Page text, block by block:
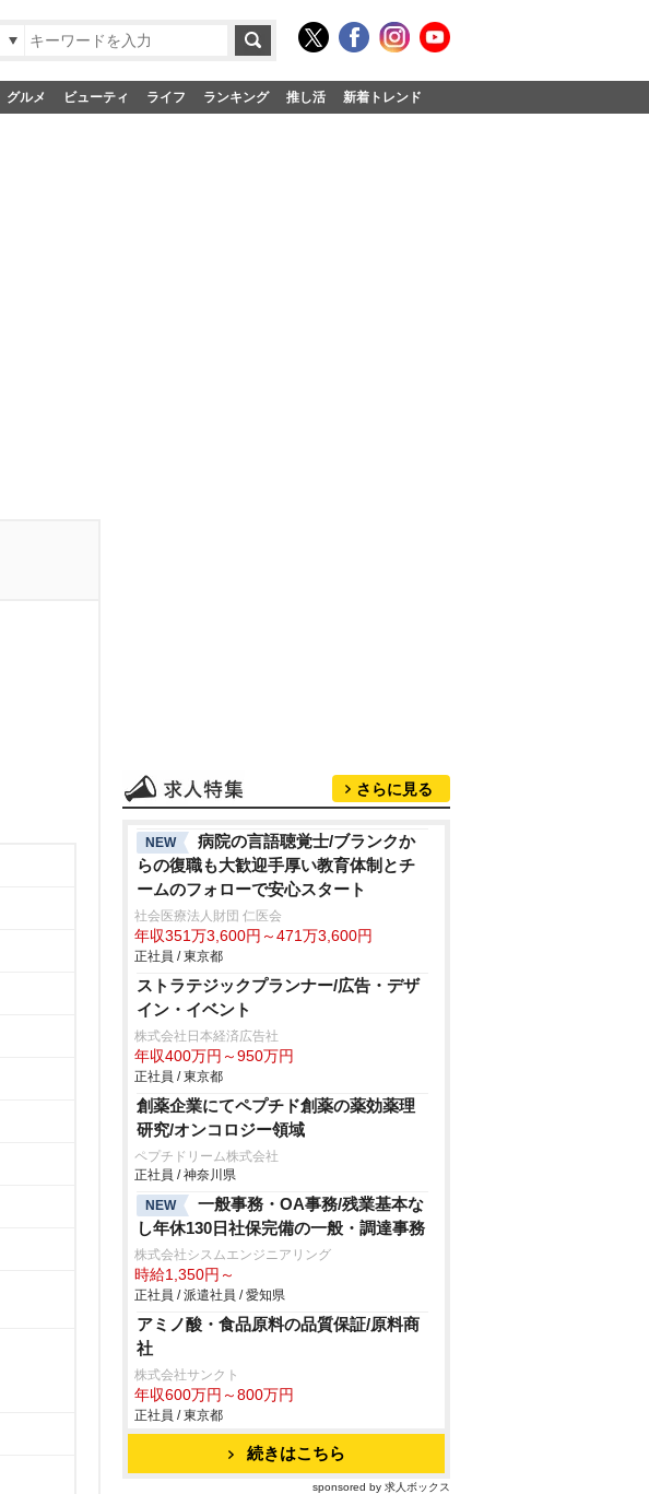
グルメ ビューティ ライフ ランキング 推し活 新着トレンド
さらに見る
NEW
病院の言語聴覚士/ブランクか
らの復職も大歓迎手厚い教育体制とチ
ームのフォローで安心スタート
社会医療法人財団 仁医会
年収351万3,600円～471万3,600円
正社員 / 東京都
ストラテジックプランナー/広告・デザ
イン・イベント
株式会社日本経済広告社
年収400万円～950万円
正社員 / 東京都
創薬企業にてペプチド創薬の薬効薬理
研究/オンコロジー領域
ペプチドリーム株式会社
正社員 / 神奈川県
NEW
一般事務・OA事務/残業基本な
し年休130日社保完備の一般・調達事務
株式会社シスムエンジニアリング
時給1,350円～
正社員 / 派遣社員 / 愛知県
アミノ酸・食品原料の品質保証/原料商
社
株式会社サンクト
年収600万円～800万円
正社員 / 東京都
続きはこちら
sponsored by 求人ボックス